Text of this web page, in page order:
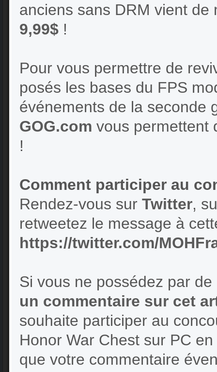
anciens sans DRM vient
9,99$!
Pour vous permettre de
posés les bases du FPS
événements de la seconde
GOG.com vous permettent
!
Comment participer au
Rendez-vous sur Twitter,
retweetez le message à
https://twitter.com/
Si vous ne possédez par
un commentaire sur cet
souhaite participer au
Honor War Chest sur PC
que votre commentaire